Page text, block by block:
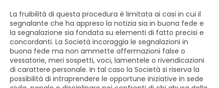
La fruibilità di questa procedura è limitata ai casi in cui il
segnalante che ha appreso la notizia sia in buona fede e
la segnalazione sia fondata su elementi di fatto precisi e
concordanti. La Società incoraggia le segnalazioni in
buona fede ma non ammette affermazioni false o
vessatorie, meri sospetti, voci, lamentele o rivendicazioni
di carattere personale. In tal caso la Società si riserva la
possibilità di intraprendere le opportune iniziative in sede